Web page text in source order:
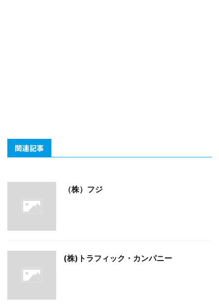
関連記事
（株）フジ
(株)トラフィック・カンパニー